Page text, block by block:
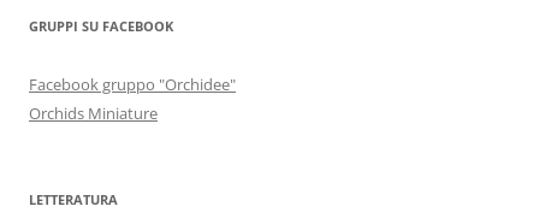
GRUPPI SU FACEBOOK
Facebook gruppo "Orchidee"
Orchids Miniature
LETTERATURA